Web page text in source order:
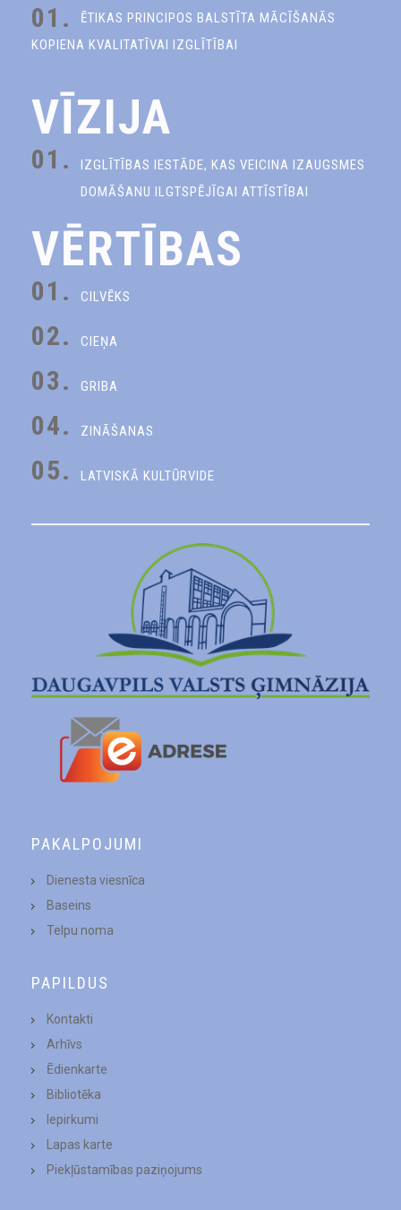
01.
ĒTIKAS PRINCIPOS BALSTĪTA MĀCĪŠANĀS
KOPIENA KVALITATĪVAI IZGLĪTĪBAI
VĪZIJA
01.
IZGLĪTĪBAS IESTĀDE, KAS VEICINA IZAUGSMES
DOMĀŠANU ILGTSPĒJĪGAI ATTĪSTĪBAI
VĒRTĪBAS
01. CILVĒKS
02. CIEŅA
03. GRIBA
04. ZINĀŠANAS
05. LATVISKĀ KULTŪRVIDE
PAKALPOJUMI
Dienesta viesnīca
Baseins
Telpu noma
PAPILDUS
Kontakti
Arhīvs
Ēdienkarte
Bibliotēka
Iepirkumi
Lapas karte
Piekļūstamības paziņojums